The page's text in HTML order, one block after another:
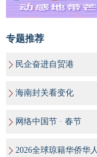
专题推荐
民企奋进自贸港
海南封关看变化
网络中国节 · 春节
2026全球琼籍华侨华